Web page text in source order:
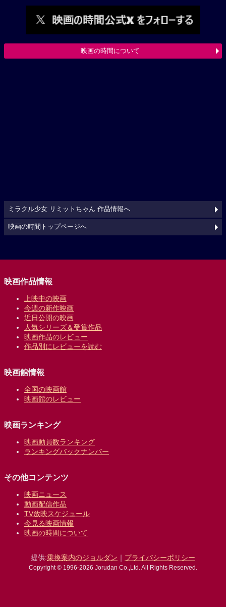
映画の時間について
ミラクル少女 リミットちゃん 作品情報へ
映画の時間トップページへ
映画作品情報
上映中の映画
今週の新作映画
近日公開の映画
人気シリーズ＆受賞作品
映画作品のレビュー
作品別にレビューを読む
映画館情報
全国の映画館
映画館のレビュー
映画ランキング
映画動員数ランキング
ランキングバックナンバー
その他コンテンツ
映画ニュース
動画配信作品
TV放映スケジュール
今見る映画情報
映画の時間について
提供:乗換案内のジョルダン ｜ プライバシーポリシー
Copyright © 1996-2026 Jorudan Co.,Ltd. All Rights Reserved.